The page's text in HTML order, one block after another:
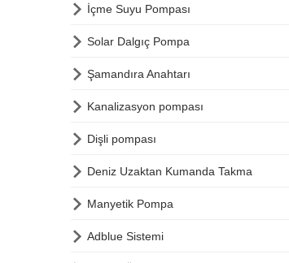
 İçme Suyu Pompası
 Solar Dalgıç Pompa
 Şamandıra Anahtarı
 Kanalizasyon pompası
 Dişli pompası
 Deniz Uzaktan Kumanda Takma
 Manyetik Pompa
 Adblue Sistemi